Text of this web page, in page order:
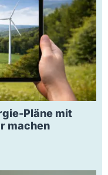
Pläne mit
machen